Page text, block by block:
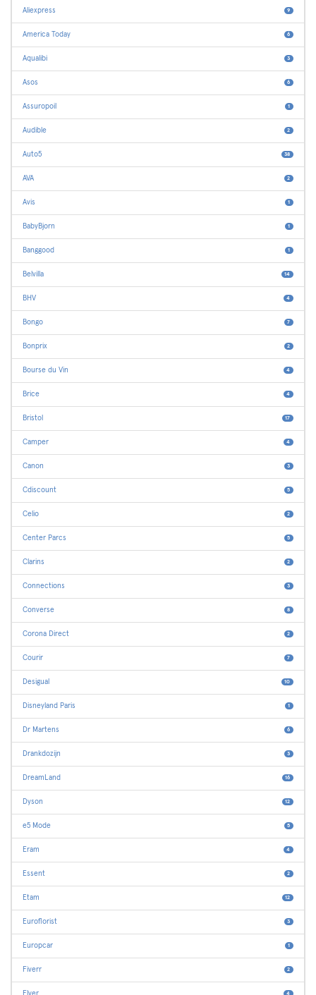
Aliexpress 9
America Today 6
Aqualibi 3
Asos 6
Assuropoil 1
Audible 2
Auto5 38
AVA 2
Avis 1
BabyBjorn 1
Banggood 1
Belvilla 14
BHV 4
Bongo 7
Bonprix 2
Bourse du Vin 4
Brice 4
Bristol 17
Camper 4
Canon 3
Cdiscount 5
Celio 2
Center Parcs 5
Clarins 2
Connections 3
Converse 8
Corona Direct 2
Courir 7
Desigual 10
Disneyland Paris 1
Dr Martens 6
Drankdozijn 3
DreamLand 16
Dyson 12
e5 Mode 5
Eram 4
Essent 2
Etam 12
Euroflorist 3
Europcar 1
Fiverr 2
Flyer 4